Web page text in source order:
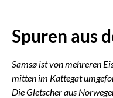
Spuren aus
Samsø ist von mehreren
mitten im Kattegat
Die Gletscher aus